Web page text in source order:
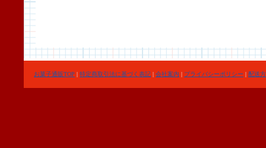
お菓子通販TOP | 特定商取引法に基づく表記 | 会社案内 | プライバシーポリシー | 配送